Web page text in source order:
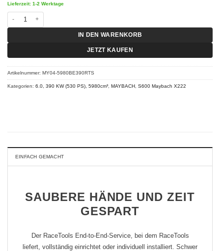
Lieferzeit: 1-2 Werktage
Chiptuning S600 Maybach X222 - S 600 Maybach 390 KW (530 PS) RT-S
IN DEN WARENKORB
JETZT KAUFEN
Artikelnummer: MY04-5980BE390RTS
Kategorien: 6.0, 390 KW (530 PS), 5980cm³ MAYBACH S600 Maybach X222
EINFACH GEMACHT
SAUBERE HÄNDE UND ZEIT
GESPART
Der RaceTools End-to-End-Service, bei dem RaceTools
liefert, vollständig einrichtet oder individuell installiert. Schwer